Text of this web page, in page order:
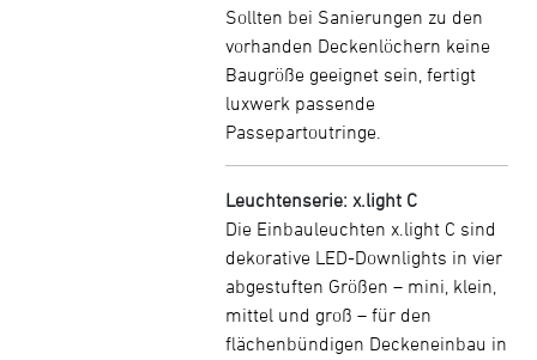
Sollten bei Sanierungen zu den
vorhanden Deckenlöchern keine
Baugröße geeignet sein, fertigt
luxwerk passende
Passepartoutringe.
Leuchtenserie: x.light C
Die Einbauleuchten x.light C sind
dekorative LED-Downlights in vier
abgestuften Größen – mini, klein,
mittel und groß – für den
flächenbündigen Deckeneinbau in